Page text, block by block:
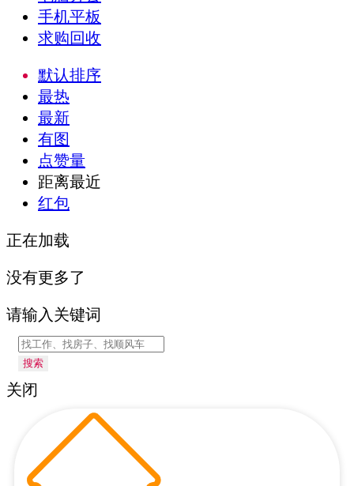
手机平板
求购回收
默认排序
最热
最新
有图
点赞量
距离最近
红包
正在加载
没有更多了
请输入关键词
搜索
关闭